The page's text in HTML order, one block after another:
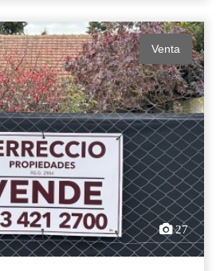
Venta
27